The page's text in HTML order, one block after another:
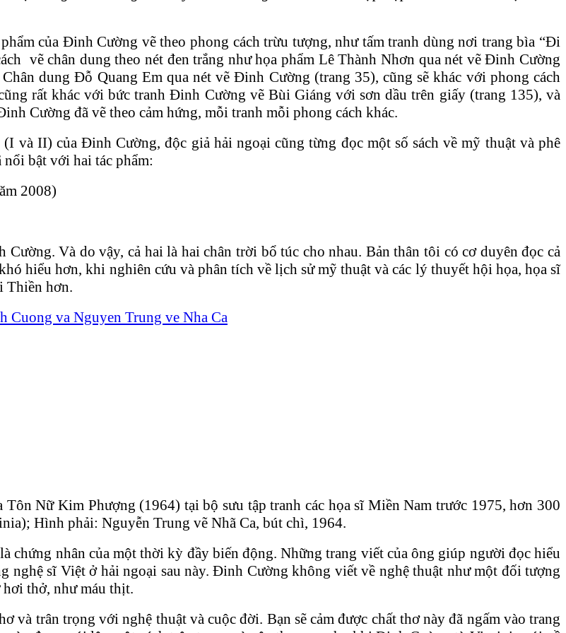
của Đinh Cường vẽ theo phong cách trừu tượng, như tấm tranh dùng nơi trang bìa “Đi
vẽ chân dung theo nét đen trắng như họa phẩm Lê Thành Nhơn qua nét vẽ Đinh Cường
dung Đỗ Quang Em qua nét vẽ Đinh Cường (trang 35), cũng sẽ khác với phong cách
rất khác với bức tranh Đinh Cường vẽ Bùi Giáng với sơn dầu trên giấy (trang 135), và
Cường đã vẽ theo cảm hứng, mỗi tranh mỗi phong cách khác.
II) của Đinh Cường, độc giả hải ngoại cũng từng đọc một số sách về mỹ thuật và phê
bật với hai tác phẩm:
2008)
Và do vậy, cả hai là hai chân trời bổ túc cho nhau. Bản thân tôi có cơ duyên đọc cả
hiểu hơn, khi nghiên cứu và phân tích về lịch sử mỹ thuật và các lý thuyết hội họa, họa sĩ
Thiền hơn.
Nữ Kim Phượng (1964) tại bộ sưu tập tranh các họa sĩ Miền Nam trước 1975, hơn 300
Hình phải: Nguyễn Trung vẽ Nhã Ca, bút chì, 1964.
chứng nhân của một thời kỳ đầy biến động. Những trang viết của ông giúp người đọc hiểu
nghệ sĩ Việt ở hải ngoại sau này. Đinh Cường không viết về nghệ thuật như một đối tượng
thở, như máu thịt.
và trân trọng với nghệ thuật và cuộc đời. Bạn sẽ cảm được chất thơ này đã ngấm vào trang